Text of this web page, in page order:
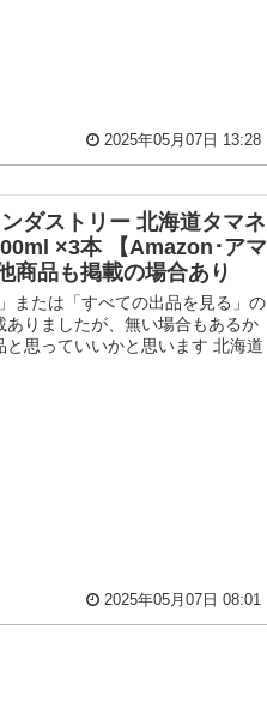
2025年05月07日 13:28
ダストリー 北海道タマネ
×3本 【Amazon･アマ
商品も掲載の場合あり
または「すべての出品を見る」の
りましたが、無い場合もあるか
思っていいかと思います 北海道
2025年05月07日 08:01